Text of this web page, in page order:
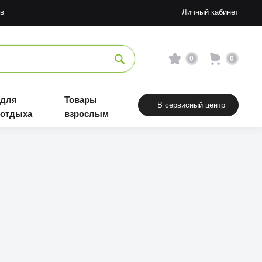
Личный кабинет
0 0
Товары
взрослым
В сервисный центр